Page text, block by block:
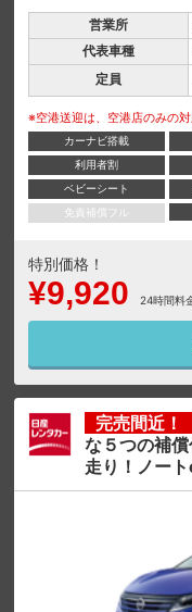
営業所
代表車種
定員
※空港送迎は、空港店のみの対
カーナビ搭載
利用者割
ベビーシート
免責補償フル
特別価格！
¥9,920 24時間料
完売間近！
な５つの補
走り！ノー